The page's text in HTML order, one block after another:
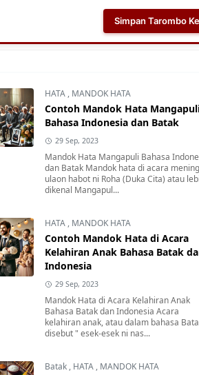
Aplikasi AI Teleprompter dan
HATA , MANDOK HATA
Contoh Mandok Hata
Bahasa Indonesia dan Batak
29 Sep, 2023
Mandok Hata Mangapuli Bahasa
dan Batak Mandok hata di acara
ulaon habot ni Roha (Duka Cita) atau
dikenal Mangapul...
HATA , MANDOK HATA
Contoh Mandok Hata di Acara
Kelahiran Anak Bahasa Batak
Indonesia
29 Sep, 2023
Mandok Hata di Acara Kelahiran Anak
Bahasa Batak dan Indonesia Acara
kelahiran anak, atau dalam bahasa
disebut " esek-esek ni nas...
Batak , HATA , MANDOK HATA
Simpan Tarombo